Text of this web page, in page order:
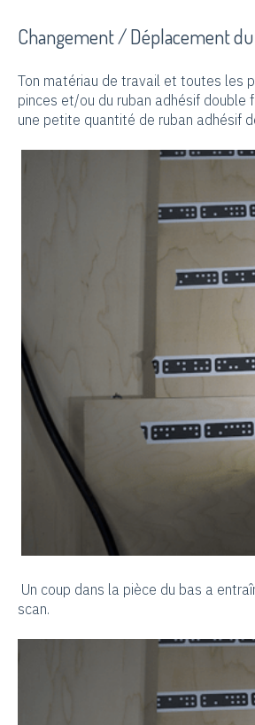
Changement / Déplacement du
Ton matériau de travail et toutes les
pinces et/ou du ruban adhésif double
une petite quantité de ruban adhésif
Un coup dans la pièce du bas a
scan.